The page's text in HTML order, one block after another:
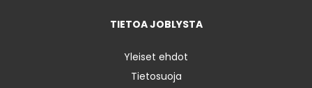
TIETOA JOBLYSTA
Yleiset ehdot
Tietosuoja